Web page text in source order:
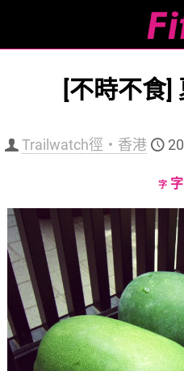
[不時不食]
Trailwatch徑‧香港
字
size.
字